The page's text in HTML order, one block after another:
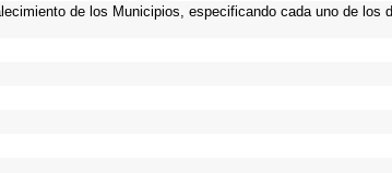
de los Municipios, especificando cada uno de los